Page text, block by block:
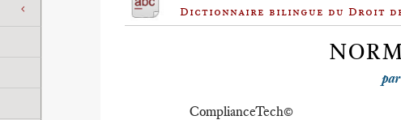
Dictionnaire bilingue du Droit
ComplianceTech©